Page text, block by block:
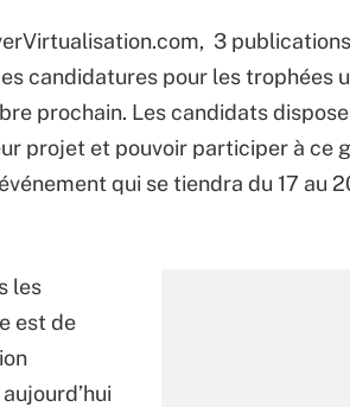
3
candidatures pour les trophées
prochain. Les candidats
projet et pouvoir participer à ce
qui se tiendra du 17 au
les
est de